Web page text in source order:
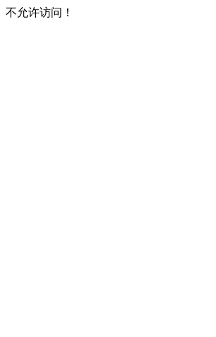
不允许访问！